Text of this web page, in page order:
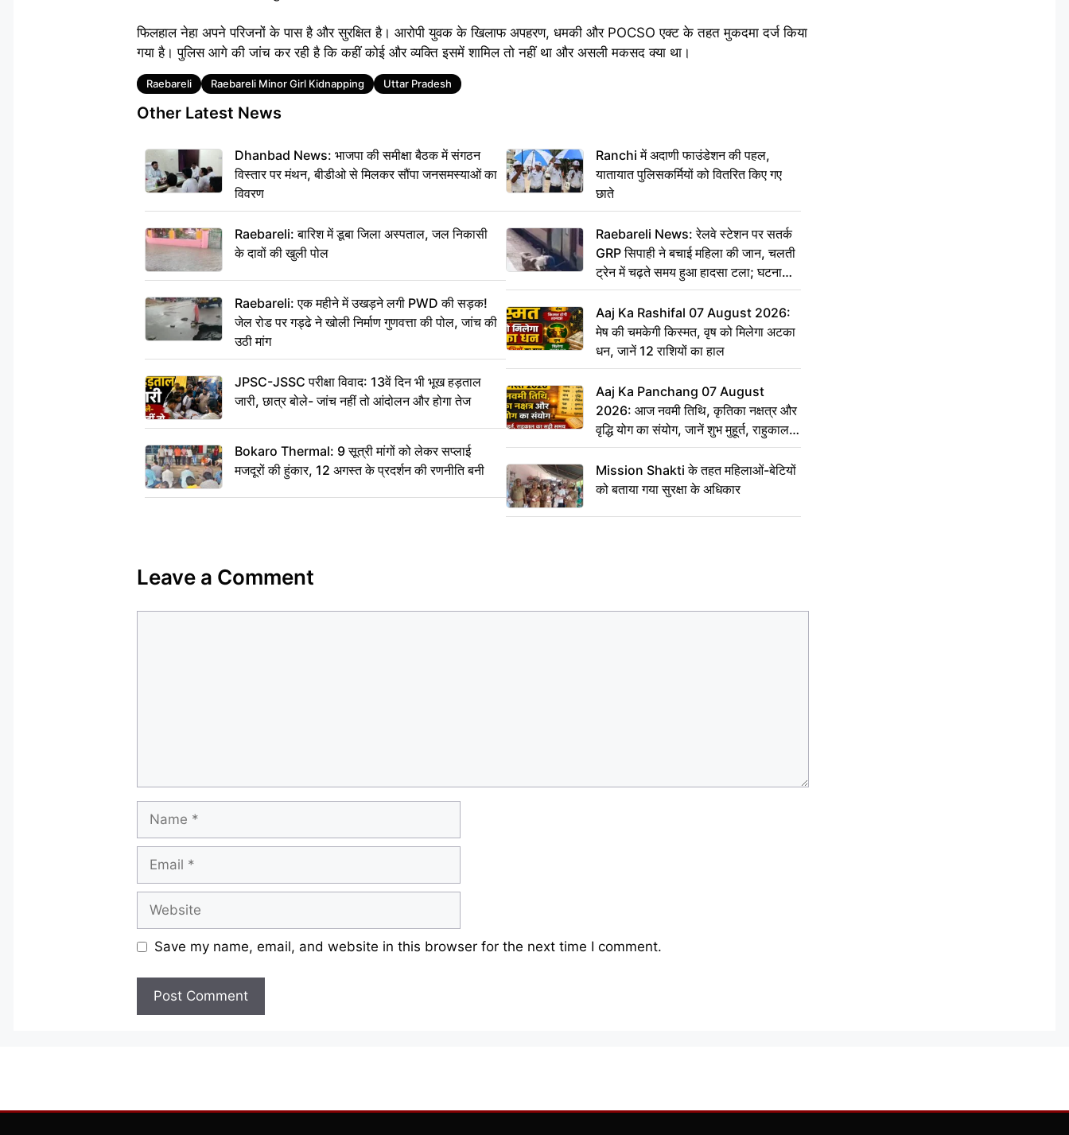
फिलहाल नेहा अपने परिजनों के पास है और सुरक्षित है। आरोपी युवक के खिलाफ अपहरण, धमकी और POCSO एक्ट के तहत मुकदमा दर्ज किया
गया है। पुलिस आगे की जांच कर रही है कि कहीं कोई और व्यक्ति इसमें शामिल तो नहीं था और असली मकसद क्या था।
Tags
Raebareli Raebareli Minor Girl Kidnapping Uttar Pradesh
Other Latest News
Dhanbad News: भाजपा की समीक्षा बैठक में संगठन
विस्तार पर मंथन, बीडीओ से मिलकर सौंपा जनसमस्याओं का
विवरण
Raebareli: बारिश में डूबा जिला अस्पताल, जल निकासी
के दावों की खुली पोल
Raebareli: एक महीने में उखड़ने लगी PWD की सड़क!
जेल रोड पर गड्ढे ने खोली निर्माण गुणवत्ता की पोल, जांच की
उठी मांग
JPSC-JSSC परीक्षा विवाद: 13वें दिन भी भूख हड़ताल
जारी, छात्र बोले- जांच नहीं तो आंदोलन और होगा तेज
Bokaro Thermal: 9 सूत्री मांगों को लेकर सप्लाई
मजदूरों की हुंकार, 12 अगस्त के प्रदर्शन की रणनीति बनी
Ranchi में अदाणी फाउंडेशन की पहल,
यातायात पुलिसकर्मियों को वितरित किए गए
छाते
Raebareli News: रेलवे स्टेशन पर सतर्क
GRP सिपाही ने बचाई महिला की जान, चलती
ट्रेन में चढ़ते समय हुआ हादसा टला; घटना
CCTV में कैद
Aaj Ka Rashifal 07 August 2026:
मेष की चमकेगी किस्मत, वृष को मिलेगा अटका
धन, जानें 12 राशियों का हाल
Aaj Ka Panchang 07 August
2026: आज नवमी तिथि, कृतिका नक्षत्र और
वृद्धि योग का संयोग, जानें शुभ मुहूर्त, राहुकाल
का सही समय
Mission Shakti के तहत महिलाओं-बेटियों
को बताया गया सुरक्षा के अधिकार
Leave a Comment
Name
Email
Website
Save my name, email, and website in this browser for the next time I comment.